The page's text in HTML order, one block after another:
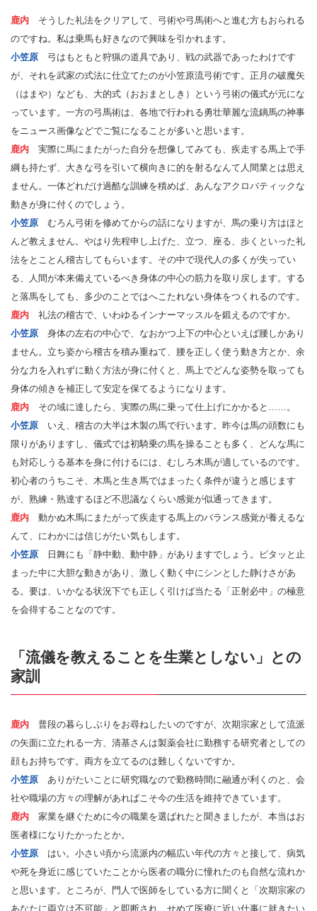
鹿内 そうした礼法をクリアして、弓術や弓馬術へと進む方もおられる
のですね。私は乗馬も好きなので興味を引かれます。
小笠原 弓はもともと狩猟の道具であり、戦の武器であったわけです
が、それを武家の式法に仕立てたのが小笠原流弓術です。正月の破魔矢
（はまや）なども、大的式（おおまとしき）という弓術の儀式が元にな
っています。一方の弓馬術は、各地で行われる勇壮華麗な流鏑馬の神事
をニュース画像などでご覧になることが多いと思います。
鹿内 実際に馬にまたがった自分を想像してみても、疾走する馬上で手
綱も持たず、大きな弓を引いて横向きに的を射るなんて人間業とは思え
ません。一体どれだけ過酷な訓練を積めば、あんなアクロバティックな
動きが身に付くのでしょう。
小笠原 むろん弓術を修めてからの話になりますが、馬の乗り方はほと
んど教えません。やはり先程申し上げた、立つ、座る、歩くといった礼
法をとことん稽古してもらいます。その中で現代人の多くが失ってい
る、人間が本来備えているべき身体の中心の筋力を取り戻します。する
と落馬をしても、多少のことではへこたれない身体をつくれるのです。
鹿内 礼法の稽古で、いわゆるインナーマッスルを鍛えるのですか。
小笠原 身体の左右の中心で、なおかつ上下の中心といえば腰しかあり
ません。立ち姿から稽古を積み重ねて、腰を正しく使う動き方とか、余
分な力を入れずに動く方法が身に付くと、馬上でどんな姿勢を取っても
身体の傾きを補正して安定を保てるようになります。
鹿内 その域に達したら、実際の馬に乗って仕上げにかかると……。
小笠原 いえ、稽古の大半は木製の馬で行います。昨今は馬の頭数にも
限りがありますし、儀式では初騎乗の馬を操ることも多く、どんな馬に
も対応しうる基本を身に付けるには、むしろ木馬が適しているのです。
初心者のうちこそ、木馬と生き馬ではまったく条件が違うと感じます
が、熟練・熟達するほど不思議なくらい感覚が似通ってきます。
鹿内 動かぬ木馬にまたがって疾走する馬上のバランス感覚が養えるな
んて、にわかには信じがたい気もします。
小笠原 日舞にも「静中動、動中静」がありますでしょう。ピタッと止
まった中に大胆な動きがあり、激しく動く中にシンとした静けさがあ
る。要は、いかなる状況下でも正しく引けば当たる「正射必中」の極意
を会得することなのです。
「流儀を教えることを生業としない」との
家訓
鹿内 普段の暮らしぶりをお尋ねしたいのですが、次期宗家として流派
の矢面に立たれる一方、清基さんは製薬会社に勤務する研究者としての
顔もお持ちです。両方を立てるのは難しくないですか。
小笠原 ありがたいことに研究職なので勤務時間に融通が利くのと、会
社や職場の方々の理解があればこそ今の生活を維持できています。
鹿内 家業を継ぐために今の職業を選ばれたと聞きましたが、本当はお
医者様になりたかったとか。
小笠原 はい。小さい頃から流派内の幅広い年代の方々と接して、病気
や死を身近に感じていたことから医者の職分に憧れたのも自然な流れか
と思います。ところが、門人で医師をしている方に聞くと「次期宗家の
あなたに両立は不可能」と即断され、せめて医療に近い仕事に就きたい